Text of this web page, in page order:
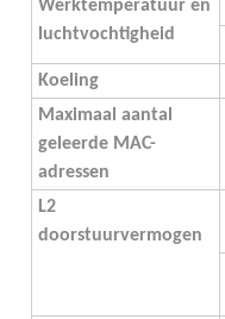
Werktemperatuur en
luchtvochtigheid
Koeling
Maximaal aantal
geleerde MAC-
adressen
L2
doorstuurvermogen